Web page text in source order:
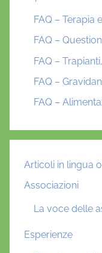
FAQ – Terapia
FAQ –
FAQ –
FAQ –
FAQ –
Articoli in lingua
Associazioni
La voce delle
Esperienze